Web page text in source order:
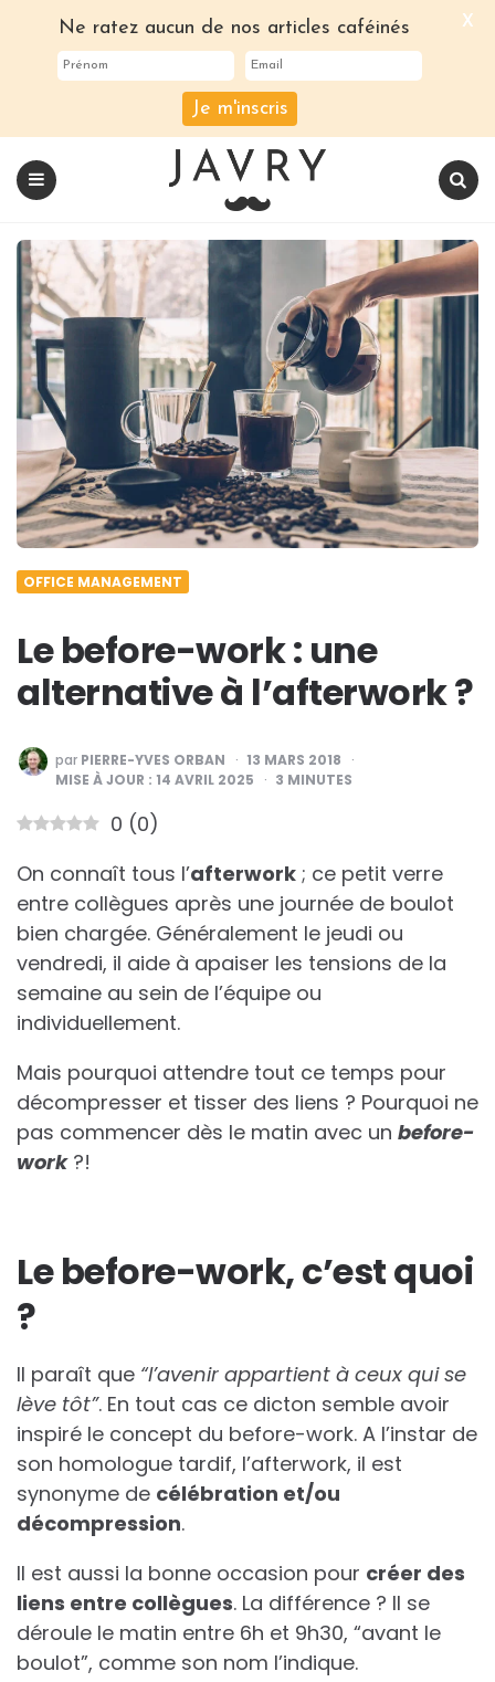
Le
blog
Javry
Coffee
OFFICE MANAGEMENT
Le before-work : une
alternative à l’afterwork ?
PUBLIÉ
PAR
par PIERRE-YVES ORBAN
13 MARS 2018
MISE À JOUR : 14 AVRIL 2025 3 MINUTES
0 (0)
On connaît tous l’afterwork ; ce petit verre
entre collègues après une journée de boulot
bien chargée. Généralement le jeudi ou
vendredi, il aide à apaiser les tensions de la
semaine au sein de l’équipe ou
individuellement.
Mais pourquoi attendre tout ce temps pour
décompresser et tisser des liens ? Pourquoi ne
pas commencer dès le matin avec un before-
work?!
Le before-work, c’est quoi
?
Il paraît que “l’avenir appartient à ceux qui se
lève tôt”. En tout cas ce dicton semble avoir
inspiré le concept du before-work. A l’instar de
son homologue tardif, l’afterwork, il est
synonyme de célébration et/ou
décompression.
Il est aussi la bonne occasion pour créer des
liens entre collègues. La différence ? Il se
déroule le matin entre 6h et 9h30, “avant le
boulot”, comme son nom l’indique.
Ne ratez aucun de nos articles caféinés
Je m'inscris
X